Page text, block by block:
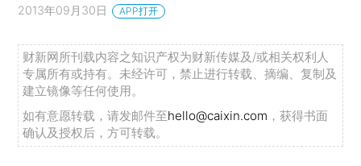
2013年09月30日 APP打开
财新网所刊载内容之知识产权为财新传媒及/或相关权利人
专属所有或持有。未经许可，禁止进行转载、摘编、复制及
建立镜像等任何使用。
如有意愿转载，请发邮件至hello@caixin.com ，获得书面
确认及授权后，方可转载。